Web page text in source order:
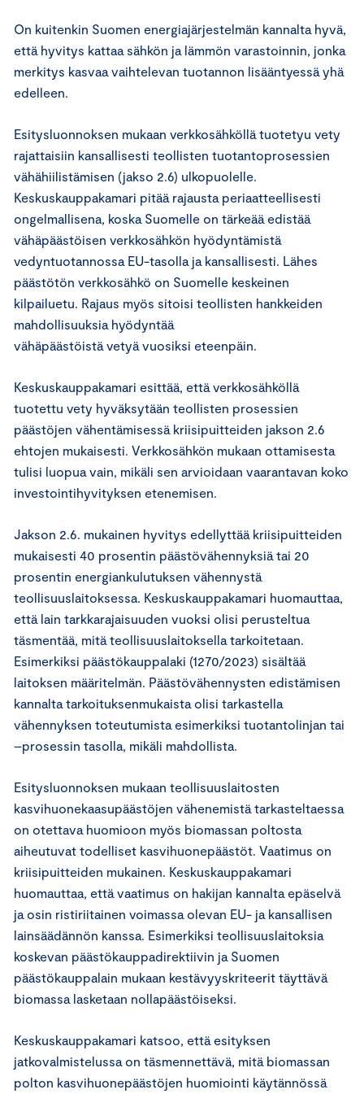
On kuitenkin Suomen energiajärjestelmän kannalta hyvä,
että hyvitys kattaa sähkön ja lämmön varastoinnin, jonka
merkitys kasvaa vaihtelevan tuotannon lisääntyessä yhä
edelleen.
Esitysluonnoksen mukaan verkkosähköllä tuotetyu vety
rajattaisiin kansallisesti teollisten tuotantoprosessien
vähähiilistämisen (jakso 2.6) ulkopuolelle.
Keskuskauppakamari pitää rajausta periaatteellisesti
ongelmallisena, koska Suomelle on tärkeää edistää
vähäpäästöisen verkkosähkön hyödyntämistä
vedyntuotannossa EU-tasolla ja kansallisesti. Lähes
päästötön verkkosähkö on Suomelle keskeinen
kilpailuetu. Rajaus myös sitoisi teollisten hankkeiden
mahdollisuuksia hyödyntää
vähäpäästöistä vetyä vuosiksi eteenpäin.
Keskuskauppakamari esittää, että verkkosähköllä
tuotettu vety hyväksytään teollisten prosessien
päästöjen vähentämisessä kriisipuitteiden jakson 2.6
ehtojen mukaisesti. Verkkosähkön mukaan ottamisesta
tulisi luopua vain, mikäli sen arvioidaan vaarantavan koko
investointihyvityksen etenemisen.
Jakson 2.6. mukainen hyvitys edellyttää kriisipuitteiden
mukaisesti 40 prosentin päästövähennyksiä tai 20
prosentin energiankulutuksen vähennystä
teollisuuslaitoksessa. Keskuskauppakamari huomauttaa,
että lain tarkkarajaisuuden vuoksi olisi perusteltua
täsmentää, mitä teollisuuslaitoksella tarkoitetaan.
Esimerkiksi päästökauppalaki (1270/2023) sisältää
laitoksen määritelmän. Päästövähennysten edistämisen
kannalta tarkoituksenmukaista olisi tarkastella
vähennyksen toteutumista esimerkiksi tuotantolinjan tai
–prosessin tasolla, mikäli mahdollista.
Esitysluonnoksen mukaan teollisuuslaitosten
kasvihuonekaasupäästöjen vähenemistä tarkasteltaessa
on otettava huomioon myös biomassan poltosta
aiheutuvat todelliset kasvihuonepäästöt. Vaatimus on
kriisipuitteiden mukainen. Keskuskauppakamari
huomauttaa, että vaatimus on hakijan kannalta epäselvä
ja osin ristiriitainen voimassa olevan EU- ja kansallisen
lainsäädännön kanssa. Esimerkiksi teollisuuslaitoksia
koskevan päästökauppadirektiivin ja Suomen
päästökauppalain mukaan kestävyyskriteerit täyttävä
biomassa lasketaan nollapäästöiseksi.
Keskuskauppakamari katsoo, että esityksen
jatkovalmistelussa on täsmennettävä, mitä biomassan
polton kasvihuonepäästöjen huomiointi käytännössä